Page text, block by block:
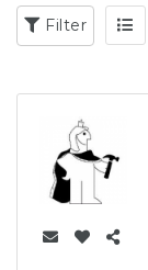
Filter